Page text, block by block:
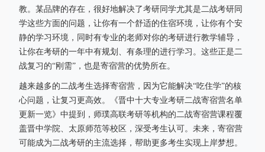
教。某品牌的存在，很好地解决了考研同学尤其是二战考研同
学这些方面的问题，让你有一个舒适的住宿环境，让你有个安
静的学习环境，同时有专业的老师对你的考研进行教学辅导，
让你在考研的一年中有规划、有条理的进行学习。这些正是二
战复习的“刚需”，也是寄宿营的优势所在。
越来越多的二战考生选择寄宿营，因为它能解决“吃住学”的核
心问题，让复习更高效。《晋中十大专业考研二战寄宿营名单
更新一览》中提到，师璞高联考研等机构的二战寄宿营课程覆
盖晋中学院、太原师范等校区，深受考生认可。未来，寄宿营
可能成为二战考研的主流选择，帮助更多考生实现上岸梦想。